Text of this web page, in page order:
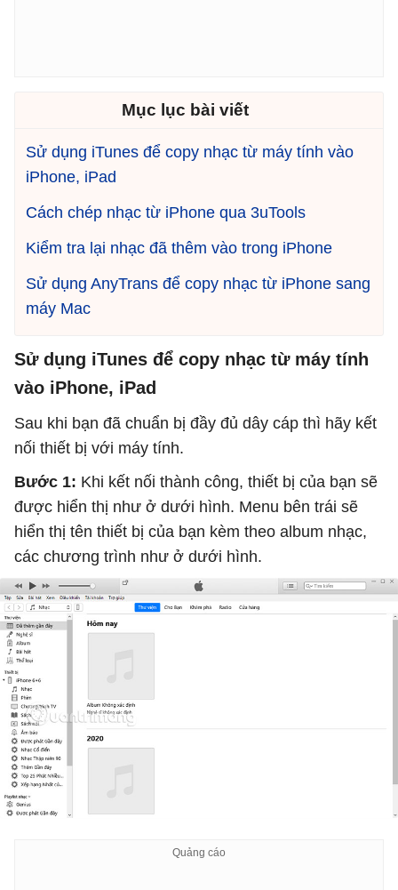
Mục lục bài viết
Sử dụng iTunes để copy nhạc từ máy tính vào
iPhone, iPad
Cách chép nhạc từ iPhone qua 3uTools
Kiểm tra lại nhạc đã thêm vào trong iPhone
Sử dụng AnyTrans để copy nhạc từ iPhone sang
máy Mac
Sử dụng iTunes để copy nhạc từ máy tính
vào iPhone, iPad
Sau khi bạn đã chuẩn bị đầy đủ dây cáp thì hãy kết
nối thiết bị với máy tính.
Bước 1: Khi kết nối thành công, thiết bị của bạn sẽ
được hiển thị như ở dưới hình. Menu bên trái sẽ
hiển thị tên thiết bị của bạn kèm theo album nhạc,
các chương trình như ở dưới hình.